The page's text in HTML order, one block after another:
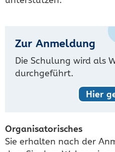
Zur Anmeldung
Die Schulung wird als
durchgeführt.
Hier
Organisatorisches
Sie erhalten nach der